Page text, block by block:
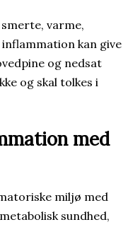
varme,
kan give
og nedsat
og skal tolkes i
med
miljø med
sundhed,